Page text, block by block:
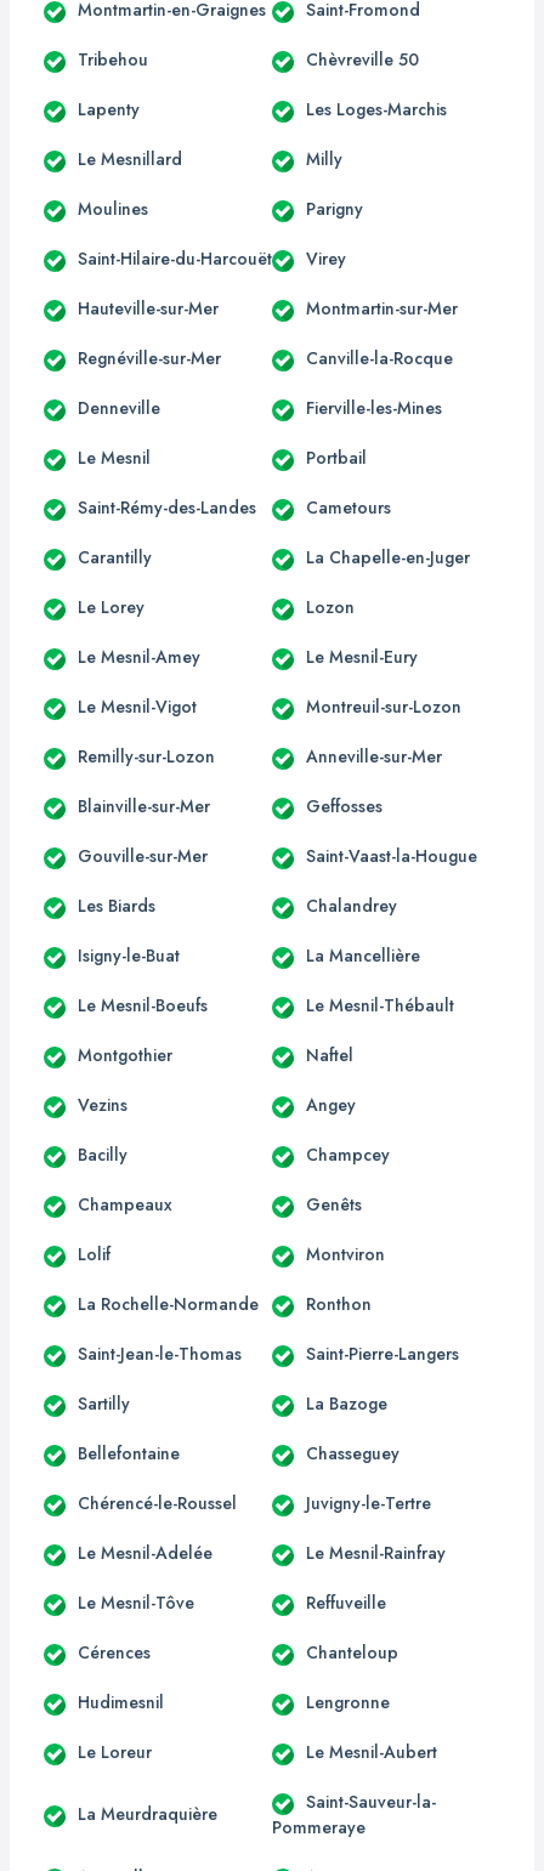
Montmartin-en-Graignes Saint-Fromond
Tribehou Chèvreville 50
Lapenty Les Loges-Marchis
Le Mesnillard Milly
Moulines Parigny
Saint-Hilaire-du-Harcouët Virey
Hauteville-sur-Mer Montmartin-sur-Mer
Regnéville-sur-Mer Canville-la-Rocque
Denneville Fierville-les-Mines
Le Mesnil Portbail
Saint-Rémy-des-Landes Cametours
Carantilly La Chapelle-en-Juger
Le Lorey Lozon
Le Mesnil-Amey Le Mesnil-Eury
Le Mesnil-Vigot Montreuil-sur-Lozon
Remilly-sur-Lozon Anneville-sur-Mer
Blainville-sur-Mer Geffosses
Gouville-sur-Mer Saint-Vaast-la-Hougue
Les Biards Chalandrey
Isigny-le-Buat La Mancellière
Le Mesnil-Boeufs Le Mesnil-Thébault
Montgothier Naftel
Vezins Angey
Bacilly Champcey
Champeaux Genêts
Lolif Montviron
La Rochelle-Normande Ronthon
Saint-Jean-le-Thomas Saint-Pierre-Langers
Sartilly La Bazoge
Bellefontaine Chasseguey
Chérencé-le-Roussel Juvigny-le-Tertre
Le Mesnil-Adelée Le Mesnil-Rainfray
Le Mesnil-Tôve Reffuveille
Cérences Chanteloup
Hudimesnil Lengronne
Le Loreur Le Mesnil-Aubert
La Meurdraquière
Saint-Sauveur-la-
Pommeraye